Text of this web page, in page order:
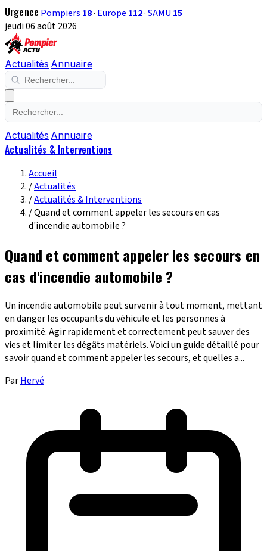
Urgence Pompiers 18· Europe 112·SAMU 15
jeudi 06 août 2026
Actualités Annuaire
Actualités Annuaire
Actualités & Interventions
Accueil
/Actualités
/Actualités & Interventions
/Quand et comment appeler les secours en cas
d'incendie automobile ?
Quand et comment appeler les secours en
cas d'incendie automobile ?
Un incendie automobile peut survenir à tout moment, mettant
en danger les occupants du véhicule et les personnes à
proximité. Agir rapidement et correctement peut sauver des
vies et limiter les dégâts matériels. Voici un guide détaillé pour
savoir quand et comment appeler les secours, et quelles a...
ParHervé